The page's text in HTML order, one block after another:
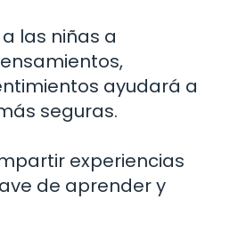
las niñas a
ayudará a
seguras.
experiencias
de aprender y